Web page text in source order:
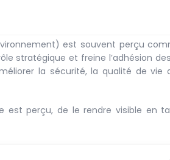
est souvent perçu
stratégique et freine l’adhésion
la sécurité, la qualité de
perçu, de le rendre visible en